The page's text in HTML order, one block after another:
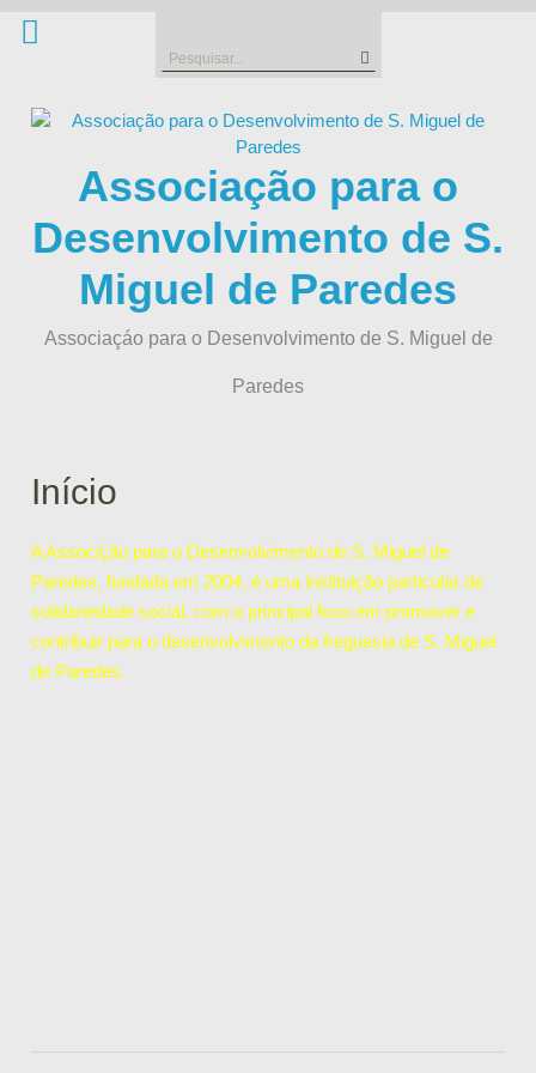
Search
Associação para o
Desenvolvimento de S.
Miguel de Paredes
Associaçáo para o Desenvolvimento de S. Miguel de
Paredes
Início
A Associção para o Desenvolvimento de S. Miguel de
Paredes, fundada em 2004, é uma instituição particular de
solidariedade social, com o principal foco em promover e
contribuir para o desenvolvimento da freguesia de S. Miguel
de Paredes.